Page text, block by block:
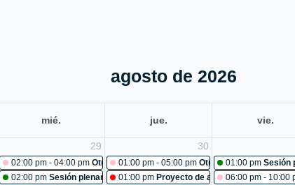
agosto de 2026
mié. jue. vie.
recinto
de comunicaciones
reuniones: curso de redacción y ortografía
reuniones: Cancelada
29
02:00 pm - 04:00 pm Otras reuniones: comité primario
02:00 pm Sesión plenaria No. 482
30
01:00 pm - 05:00 pm Otras reuniones:
01:00 pm Proyecto de acuerdo 96-2026:
01:00 pm Sesión
06:00 pm - 10:00